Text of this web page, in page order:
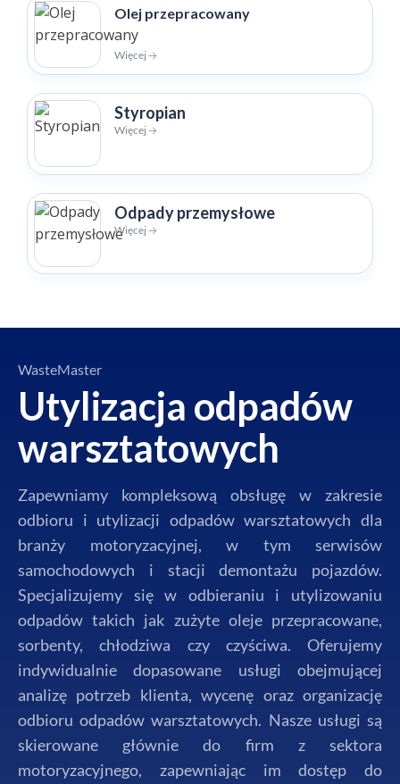
Olej przepracowany
Więcej 🡢
Styropian
Więcej 🡢
Odpady przemysłowe
Więcej 🡢
WasteMaster
Utylizacja odpadów
warsztatowych
Zapewniamy kompleksową obsługę w zakresie
odbioru i utylizacji odpadów warsztatowych dla
branży motoryzacyjnej, w tym serwisów
samochodowych i stacji demontażu pojazdów.
Specjalizujemy się w odbieraniu i utylizowaniu
odpadów takich jak zużyte oleje przepracowane,
sorbenty, chłodziwa czy czyściwa. Oferujemy
indywidualnie dopasowane usługi obejmującej
analizę potrzeb klienta, wycenę oraz organizację
odbioru odpadów warsztatowych. Nasze usługi są
skierowane głównie do firm z sektora
motoryzacyjnego, zapewniając im dostęp do